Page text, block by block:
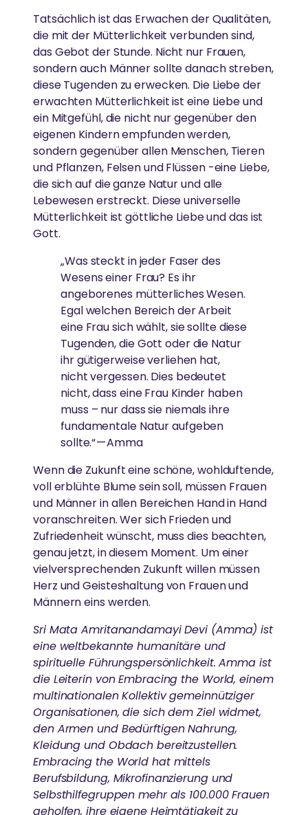
Tatsächlich ist das Erwachen der Qualitäten,
die mit der Mütterlichkeit verbunden sind,
das Gebot der Stunde. Nicht nur Frauen,
sondern auch Männer sollte danach streben,
diese Tugenden zu erwecken. Die Liebe der
erwachten Mütterlichkeit ist eine Liebe und
ein Mitgefühl, die nicht nur gegenüber den
eigenen Kindern empfunden werden,
sondern gegenüber allen Menschen, Tieren
und Pflanzen, Felsen und Flüssen -eine Liebe,
die sich auf die ganze Natur und alle
Lebewesen erstreckt. Diese universelle
Mütterlichkeit ist göttliche Liebe und das ist
Gott.
„Was steckt in jeder Faser des
Wesens einer Frau? Es ihr
angeborenes mütterliches Wesen.
Egal welchen Bereich der Arbeit
eine Frau sich wählt, sie sollte diese
Tugenden, die Gott oder die Natur
ihr gütigerweise verliehen hat,
nicht vergessen. Dies bedeutet
nicht, dass eine Frau Kinder haben
muss – nur dass sie niemals ihre
fundamentale Natur aufgeben
sollte.“ — Amma
Wenn die Zukunft eine schöne, wohlduftende,
voll erblühte Blume sein soll, müssen Frauen
und Männer in allen Bereichen Hand in Hand
voranschreiten. Wer sich Frieden und
Zufriedenheit wünscht, muss dies beachten,
genau jetzt, in diesem Moment. Um einer
vielversprechenden Zukunft willen müssen
Herz und Geisteshaltung von Frauen und
Männern eins werden.
Sri Mata Amritanandamayi Devi (Amma) ist
eine weltbekannte humanitäre und
spirituelle Führungspersönlichkeit. Amma ist
die Leiterin von Embracing the World, einem
multinationalen Kollektiv gemeinnütziger
Organisationen, die sich dem Ziel widmet,
den Armen und Bedürftigen Nahrung,
Kleidung und Obdach bereitzustellen.
Embracing the World hat mittels
Berufsbildung, Mikrofinanzierung und
Selbsthilfegruppen mehr als 100.000 Frauen
geholfen, ihre eigene Heimtätigkeit zu